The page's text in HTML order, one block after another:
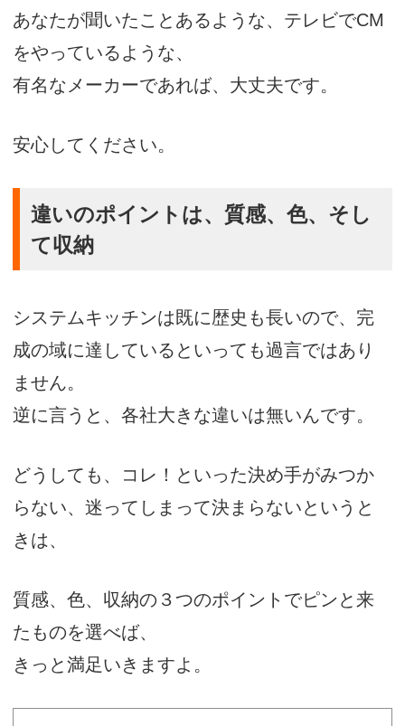
あなたが聞いたことあるような、テレビでCM
をやっているような、
有名なメーカーであれば、大丈夫です。
安心してください。
違いのポイントは、質感、色、そし
て収納
システムキッチンは既に歴史も長いので、完
成の域に達しているといっても過言ではあり
ません。
逆に言うと、各社大きな違いは無いんです。
どうしても、コレ！といった決め手がみつか
らない、迷ってしまって決まらないというと
きは、
質感、色、収納の３つのポイントでピンと来
たものを選べば、
きっと満足いきますよ。